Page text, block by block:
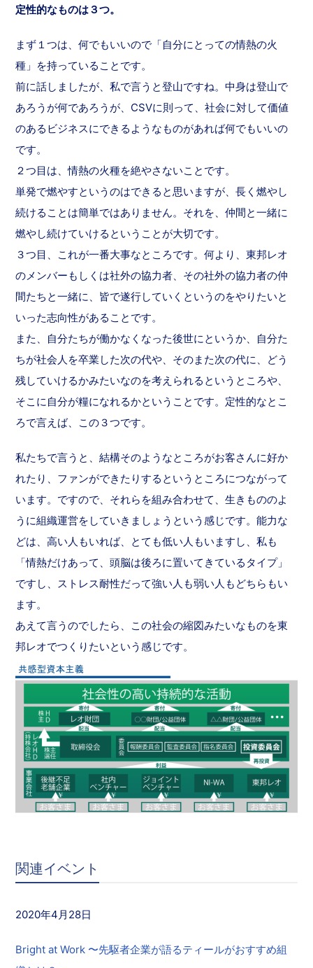
定性的なものは３つ。
まず１つは、何でもいいので「自分にとっての情熱の火
種」を持っていることです。
前に話しましたが、私で言うと登山ですね。中身は登山で
あろうが何であろうが、CSVに則って、社会に対して価値
のあるビジネスにできるようなものがあれば何でもいいの
です。
２つ目は、情熱の火種を絶やさないことです。
単発で燃やすというのはできると思いますが、長く燃やし
続けることは簡単ではありません。それを、仲間と一緒に
燃やし続けていけるということが大切です。
３つ目、これが一番大事なところです。何より、東邦レオ
のメンバーもしくは社外の協力者、その社外の協力者の仲
間たちと一緒に、皆で遂行していくというのをやりたいと
いった志向性があることです。
また、自分たちが働かなくなった後世にというか、自分た
ちが社会人を卒業した次の代や、そのまた次の代に、どう
残していけるかみたいなのを考えられるというところや、
そこに自分が糧になれるかということです。定性的なとこ
ろで言えば、この３つです。
私たちで言うと、結構そのようなところがお客さんに好か
れたり、ファンができたりするというところにつながって
います。ですので、それらを組み合わせて、生きもののよ
うに組織運営をしていきましょうという感じです。能力な
どは、高い人もいれば、とても低い人もいますし、私も
「情熱だけあって、頭脳は後ろに置いてきているタイプ」
ですし、ストレス耐性だって強い人も弱い人もどちらもい
ます。
あえて言うのでしたら、この社会の縮図みたいなものを東
邦レオでつくりたいという感じです。
関連イベント
2020年4月28日
Bright at Work 〜先駆者企業が語るティールがおすすめ組